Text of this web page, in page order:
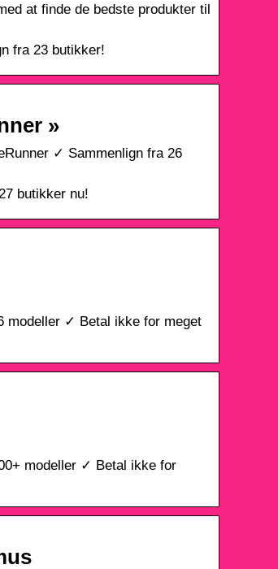
at finde de bedste produkter til
fra 23 butikker!
»
✓ Sammenlign fra 26
butikker nu!
modeller ✓ Betal ikke for meget
modeller ✓ Betal ikke for